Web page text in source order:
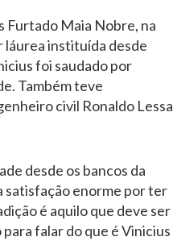
Furtado Maia Nobre, na
láurea instituída desde
foi saudado por
Também teve
civil Ronaldo Lessa
desde os bancos da
satisfação enorme por ter
é aquilo que deve ser
falar do que é Vinicius